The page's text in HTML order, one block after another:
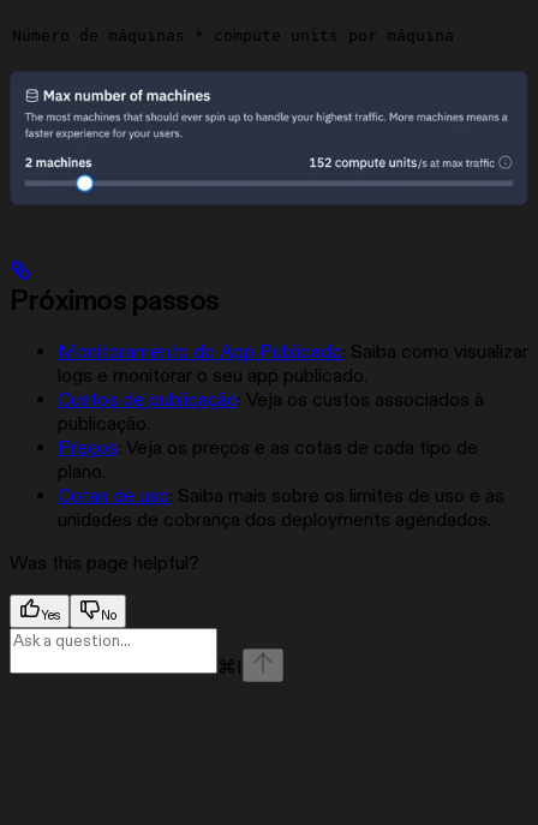
Número de máquinas * compute units por máquina
Próximos passos
Monitoramento do App Publicado: Saiba como visualizar
logs e monitorar o seu app publicado.
Custos de publicação: Veja os custos associados à
publicação.
Preços: Veja os preços e as cotas de cada tipo de
plano.
Cotas de uso: Saiba mais sobre os limites de uso e as
unidades de cobrança dos deployments agendados.
Was this page helpful?
Yes No
⌘ I